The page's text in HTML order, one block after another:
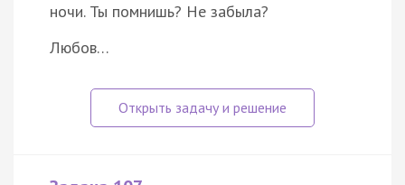
ночи. Ты помнишь? Не забыла?
Любов…